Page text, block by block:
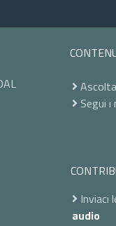
Segui
Inviaci
audio